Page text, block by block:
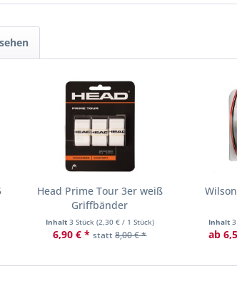
Head Prime Tour 3er weiß
Griffbänder
Inhalt 3 Stück (2,30 €/ 1 Stück)
6,90 € * statt8,00 € *
Inhalt
ab